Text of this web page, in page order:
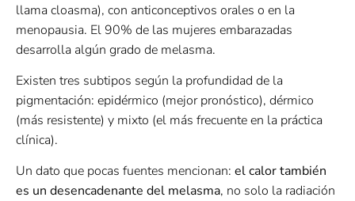
llama cloasma), con anticonceptivos orales o en la
menopausia. El 90% de las mujeres embarazadas
desarrolla algún grado de melasma.
Existen tres subtipos según la profundidad de la
pigmentación: epidérmico (mejor pronóstico), dérmico
(más resistente) y mixto (el más frecuente en la práctica
clínica).
Un dato que pocas fuentes mencionan: el calor también
es un desencadenante del melasma, no solo la radiación